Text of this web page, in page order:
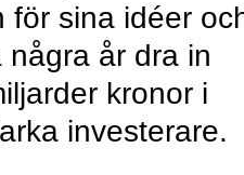
för sina idéer
år dra in
kronor i
investerare.